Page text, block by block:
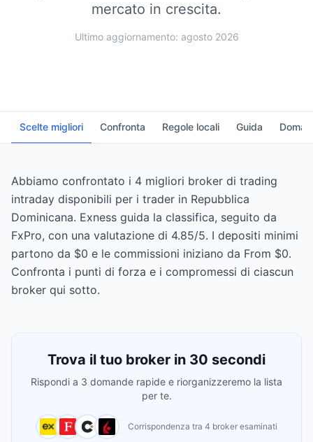
mercato in crescita.
Ultimo aggiornamento: agosto 2026
Scelte migliori Confronta Regole locali Guida
Abbiamo confrontato i 4 migliori broker di trading
intraday disponibili per i trader in Repubblica
Dominicana. Exness guida la classifica, seguito da
FxPro, con una valutazione di 4.85/5. I depositi minimi
partono da $0 e le commissioni iniziano da From $0.
Confronta i punti di forza e i compromessi di ciascun
broker qui sotto.
Trova il tuo broker in 30 secondi
Rispondi a 3 domande rapide e riorganizzeremo la lista
per te.
Corrispondenza tra 4 broker esaminati